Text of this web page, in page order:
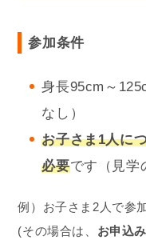
参加条件
身長95cm～
なし）
お子さま1人に
必要です（見学
例）お子さま2人で参
(その場合は、 お申込